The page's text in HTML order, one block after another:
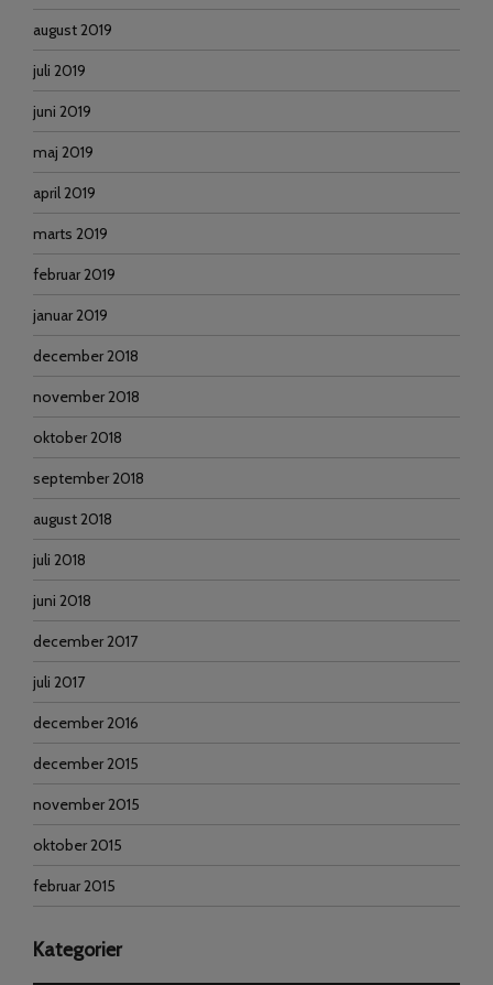
august 2019
juli 2019
juni 2019
maj 2019
april 2019
marts 2019
februar 2019
januar 2019
december 2018
november 2018
oktober 2018
september 2018
august 2018
juli 2018
juni 2018
december 2017
juli 2017
december 2016
december 2015
november 2015
oktober 2015
februar 2015
Kategorier